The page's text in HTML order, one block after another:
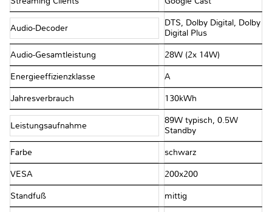
Audio-Decoder
DTS, Dolby Digital, Dolby
Digital Plus
Audio-Gesamtleistung 28W (2x 14W)
Energieeffizienzklasse A
Jahresverbrauch 130kWh
Leistungsaufnahme
89W typisch, 0.5W
Standby
Farbe schwarz
VESA 200x200
Standfuß mittig